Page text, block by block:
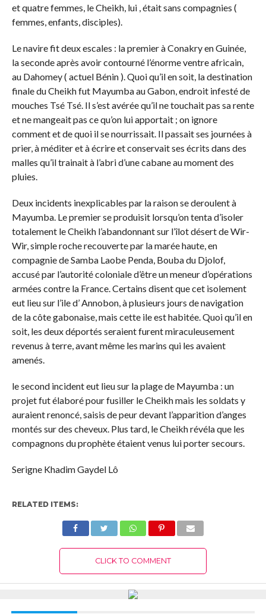
et quatre femmes, le Cheikh, lui , était sans compagnies (
femmes, enfants, disciples).
Le navire fit deux escales : la premier à Conakry en Guinée,
la seconde après avoir contourné l’énorme ventre africain,
au Dahomey ( actuel Bénin ). Quoi qu’il en soit, la destination
finale du Cheikh fut Mayumba au Gabon, endroit infesté de
mouches Tsé Tsé. Il s’est avérée qu’il ne touchait pas sa rente
et ne mangeait pas ce qu’on lui apportait ; on ignore
comment et de quoi il se nourrissait. Il passait ses journées à
prier, à méditer et à écrire et conservait ses écrits dans des
malles qu’il trainait à l’abri d’une cabane au moment des
pluies.
Deux incidents inexplicables par la raison se deroulent à
Mayumba. Le premier se produisit lorsqu’on tenta d’isoler
totalement le Cheikh l’abandonnant sur l’îlot désert de Wir-
Wir, simple roche recouverte par la marée haute, en
compagnie de Samba Laobe Penda, Bouba du Djolof,
accusé par l’autorité coloniale d’être un meneur d’opérations
armées contre la France. Certains disent que cet isolement
eut lieu sur l’ile d’ Annobon, à plusieurs jours de navigation
de la côte gabonaise, mais cette ile est habitée. Quoi qu’il en
soit, les deux déportés seraient furent miraculeusement
revenus à terre, avant même les marins qui les avaient
amenés.
le second incident eut lieu sur la plage de Mayumba : un
projet fut élaboré pour fusiller le Cheikh mais les soldats y
auraient renoncé, saisis de peur devant l’apparition d’anges
montés sur des cheveux. Plus tard, le Cheikh révéla que les
compagnons du prophète étaient venus lui porter secours.
Serigne Khadim Gaydel Lô
RELATED ITEMS:
CLICK TO COMMENT